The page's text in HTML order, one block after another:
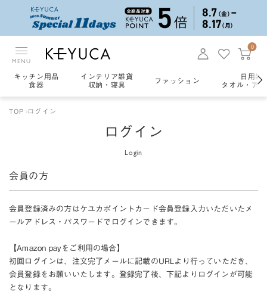
MENU
0
キッチン用品
食器
インテリア雑貨
収納・寝具
ファッション
日用雑
タオル・ア
TOP ログイン
ログイン
Login
会員の方
会員登録済みの方はケユカポイントカード会員登録入力いただいたメ
ールアドレス・パスワードでログインできます。
【Amazon payをご利用の場合】
初回ログインは、注文完了メールに記載のURLより行っていただき、
会員登録をお願いいたします。登録完了後、下記よりログインが可能
となります。